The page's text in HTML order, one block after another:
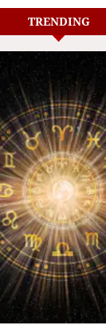
TRENDING